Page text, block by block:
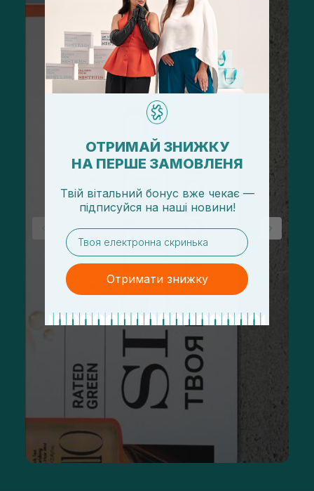
ОТРИМАЙ ЗНИЖКУ
НА ПЕРШЕ ЗАМОВЛЕНЯ
Твій вітальний бонус вже чекає —
підписуйся на наші новини!
email
Отримати знижку